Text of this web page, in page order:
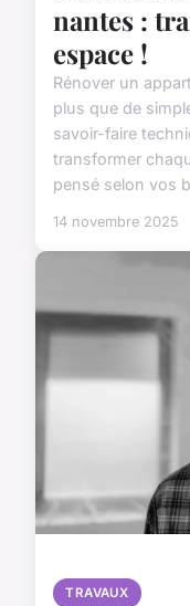
nantes :
espace !
Rénover un
plus que de
savoir-faire
transformer
pensé selon vos
14 novembre 2025
TRAVAUX